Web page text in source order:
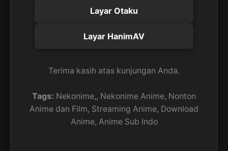
Layar Otaku
Layar HanimAV
Terima kasih atas kunjungan Anda.
Tags: Nekonime,, Nekonime Anime, Nonton
Anime dan Film, Streaming Anime, Download
Anime, Anime Sub Indo